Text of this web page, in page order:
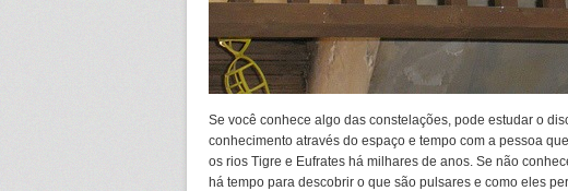
Se você conhece algo das constelações, pode estudar o
conhecimento através do espaço e tempo com a pessoa
os rios Tigre e Eufrates há milhares de anos. Se não
há tempo para descobrir o que são pulsares e como eles